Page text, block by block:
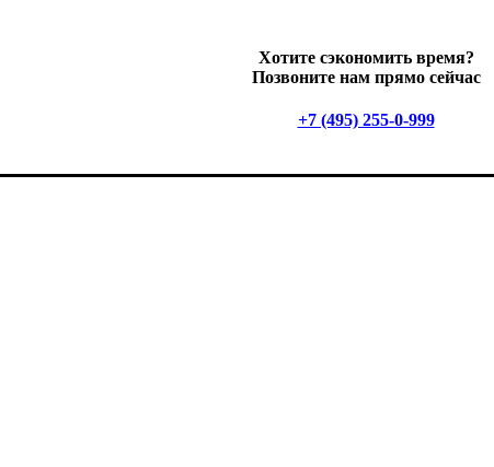
Хотите сэкономить время?
Позвоните нам прямо сейчас
+7 (495) 255-0-999